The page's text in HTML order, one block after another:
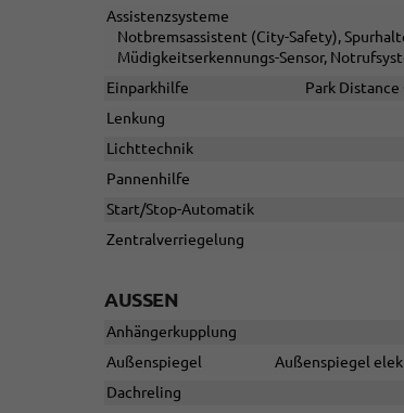
Assistenzsysteme
Notbremsassistent (City-Safety),
Müdigkeitserkennungs-Sensor,
Einparkhilfe
Park
Lenkung
Lichttechnik
Pannenhilfe
Start/Stop-Automatik
Zentralverriegelung
AUSSEN
Anhängerkupplung
Außenspiegel
Außenspiegel
Dachreling